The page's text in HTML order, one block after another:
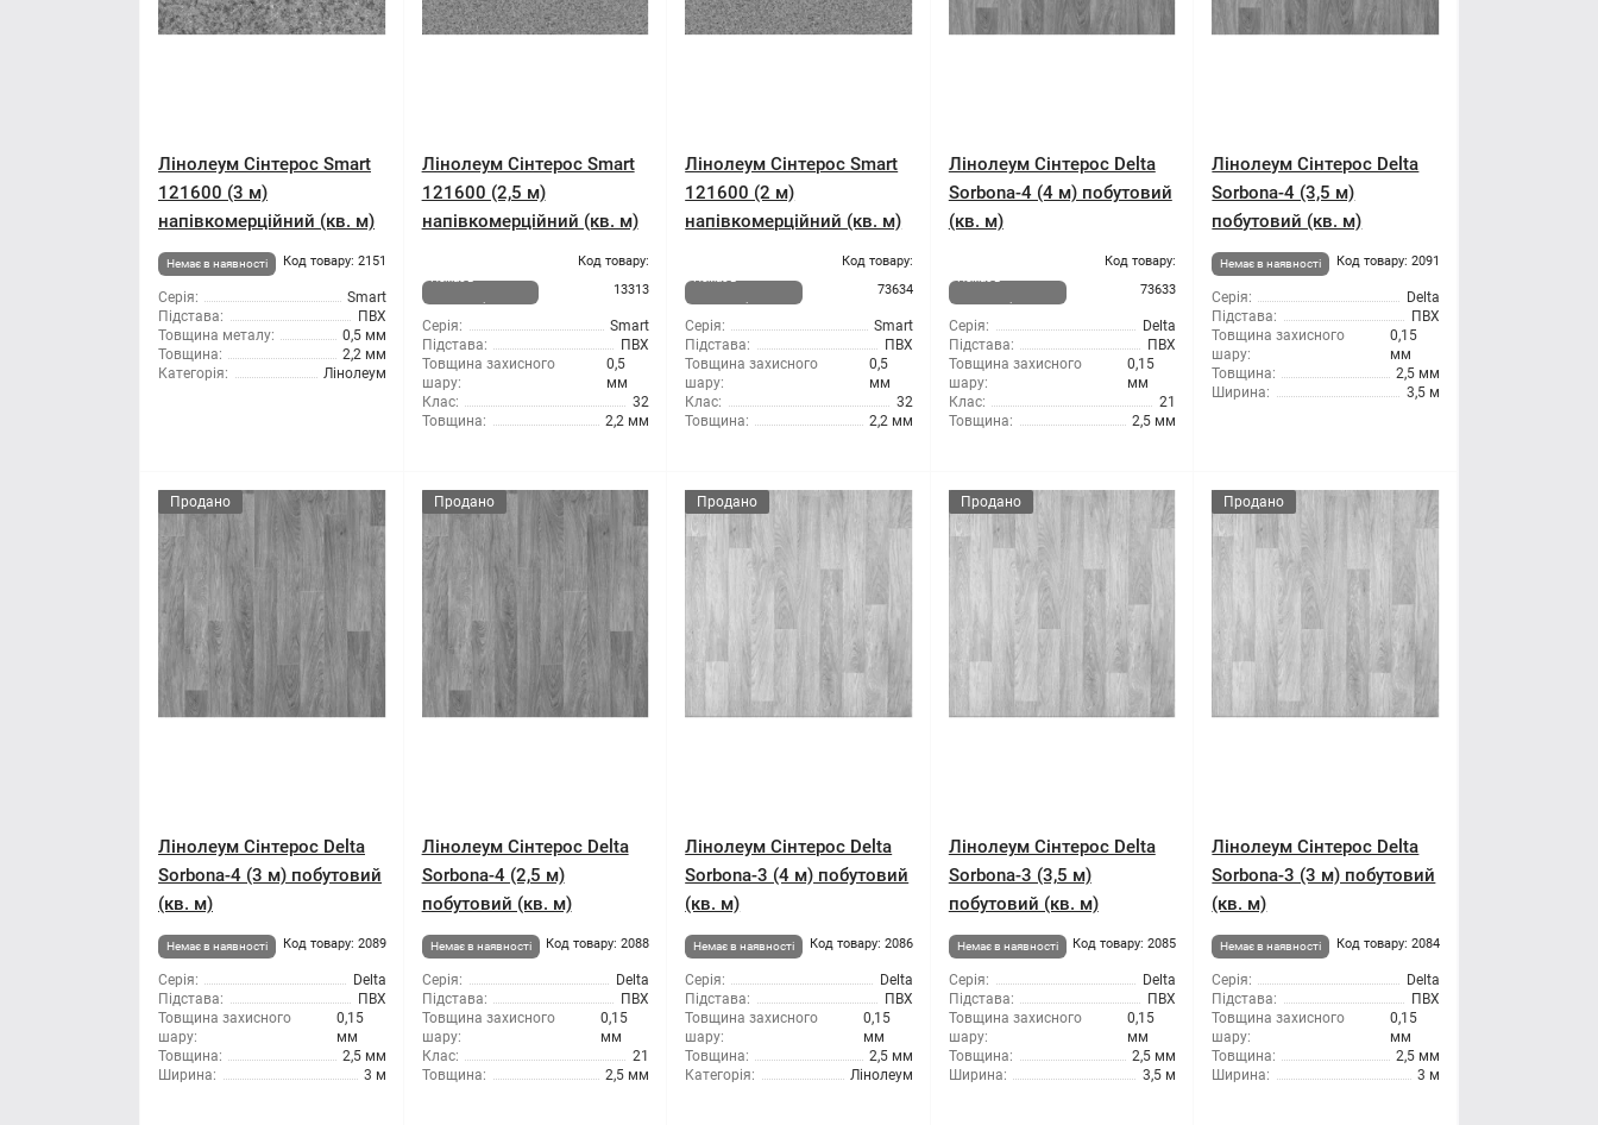
Лінолеум Сінтерос Smart
121600 (3 м)
напівкомерційний (кв. м)
Немає в наявності Код товару: 2151
Серія:
Smart
Підстава:
ПВХ
Товщина металу:
0,5 мм
Товщина:
2,2 мм
Категорія:
Лінолеум
Лінолеум Сінтерос Smart
121600 (2,5 м)
напівкомерційний (кв. м)
Немає в
наявності
Код товару:
13313
Серія:
Smart
Підстава:
ПВХ
Товщина захисного
шару:
0,5
мм
Клас:
32
Товщина:
2,2 мм
Лінолеум Сінтерос Smart
121600 (2 м)
напівкомерційний (кв. м)
Немає в
наявності
Код товару:
73634
Серія:
Smart
Підстава:
ПВХ
Товщина захисного
шару:
0,5
мм
Клас:
32
Товщина:
2,2 мм
Лінолеум Сінтерос Delta
Sorbona-4 (4 м) побутовий
(кв. м)
Немає в
наявності
Код товару:
73633
Серія:
Delta
Підстава:
ПВХ
Товщина захисного
шару:
0,15
мм
Клас:
21
Товщина:
2,5 мм
Лінолеум Сінтерос Delta
Sorbona-4 (3,5 м)
побутовий (кв. м)
Немає в наявності Код товару: 2091
Серія:
Delta
Підстава:
ПВХ
Товщина захисного
шару:
0,15
мм
Товщина:
2,5 мм
Ширина:
3,5 м
Продано
Лінолеум Сінтерос Delta
Sorbona-4 (3 м) побутовий
(кв. м)
Немає в наявності Код товару: 2089
Серія:
Delta
Підстава:
ПВХ
Товщина захисного
шару:
0,15
мм
Товщина:
2,5 мм
Ширина:
3 м
Продано
Лінолеум Сінтерос Delta
Sorbona-4 (2,5 м)
побутовий (кв. м)
Немає в наявності Код товару: 2088
Серія:
Delta
Підстава:
ПВХ
Товщина захисного
шару:
0,15
мм
Клас:
21
Товщина:
2,5 мм
Продано
Лінолеум Сінтерос Delta
Sorbona-3 (4 м) побутовий
(кв. м)
Немає в наявності Код товару: 2086
Серія:
Delta
Підстава:
ПВХ
Товщина захисного
шару:
0,15
мм
Товщина:
2,5 мм
Категорія:
Лінолеум
Продано
Лінолеум Сінтерос Delta
Sorbona-3 (3,5 м)
побутовий (кв. м)
Немає в наявності Код товару: 2085
Серія:
Delta
Підстава:
ПВХ
Товщина захисного
шару:
0,15
мм
Товщина:
2,5 мм
Ширина:
3,5 м
Продано
Лінолеум Сінтерос Delta
Sorbona-3 (3 м) побутовий
(кв. м)
Немає в наявності Код товару: 2084
Серія:
Delta
Підстава:
ПВХ
Товщина захисного
шару:
0,15
мм
Товщина:
2,5 мм
Ширина:
3 м